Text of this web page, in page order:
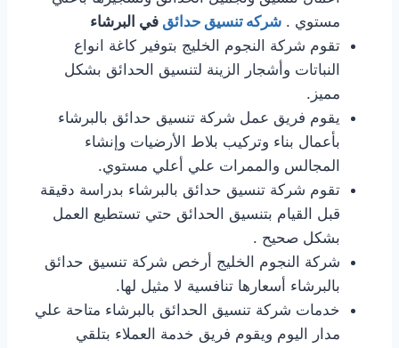
مستوي . شركه تنسيق حدائق في البرشاء
تقوم شركة النجوم الخليج بتوفير كاغة انواع
النباتات وأشجار الزينة لتنسيق الحدائق بشكل
مميز.
يقوم فريق عمل شركة تنسيق حدائق بالبرشاء
بأعمال بناء وتركيب بلاط الأرضيات وإنشاء
المجالس والممرات علي أعلي مستوي.
تقوم شركة تنسيق حدائق بالبرشاء بدراسة دقيقة
قبل القيام بتنسيق الحدائق حتي تستطيع العمل
بشكل صحيح .
شركة النجوم الخليج أرخص شركة تنسيق حدائق
بالبرشاء أسعارها تنافسية لا مثيل لها.
خدمات شركة تنسيق الحدائق بالبرشاء متاحة علي
مدار اليوم ويقوم فريق خدمة العملاء بتلقي